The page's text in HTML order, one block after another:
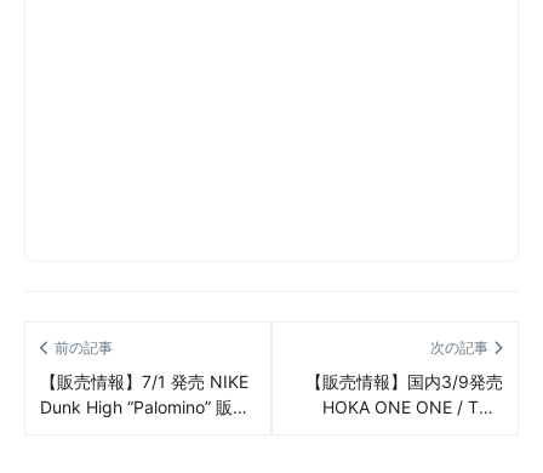
前の記事
【販売情報】7/1 発売 NIKE
Dunk High “Palomino” 販売/
次の記事
【販売情報】国内3/9発売
HOKA ONE ONE / TOR